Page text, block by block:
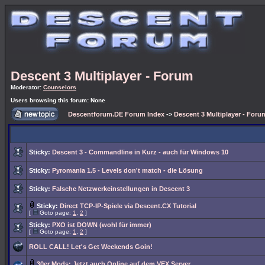
Descent 3 Multiplayer - Forum
Moderator: Counselors
Users browsing this forum: None
Descentforum.DE Forum Index -> Descent 3 Multiplayer -
Sticky: Descent 3 - Commandline in Kurz - auch für Windows 10
Sticky: Pyromania 1.5 - Levels don't match - die Lösung
Sticky: Falsche Netzwerkeinstellungen in Descent 3
Sticky: Direct TCP-IP-Spiele via Descent.CX Tutorial
[ Goto page: 1 2 ]
Sticky: PXO ist DOWN (wohl für immer)
[ Goto page: 1 2 ]
ROLL CALL! Let's Get Weekends Goin!